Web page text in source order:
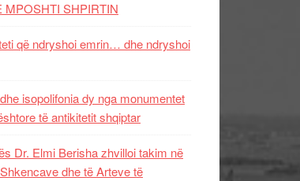
MPOSHTI SHPIRTIN
që ndryshoi emrin… dhe ndryshoi
isopolifonia dy nga monumentet
të antikitetit shqiptar
Dr. Elmi Berisha zhvilloi takim në
dhe të Arteve të